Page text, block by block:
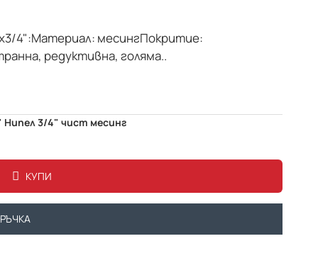
4":Материал: месингПокритие:
редуктивна, голяма..
Нипел 3/4" чист месинг
КУПИ